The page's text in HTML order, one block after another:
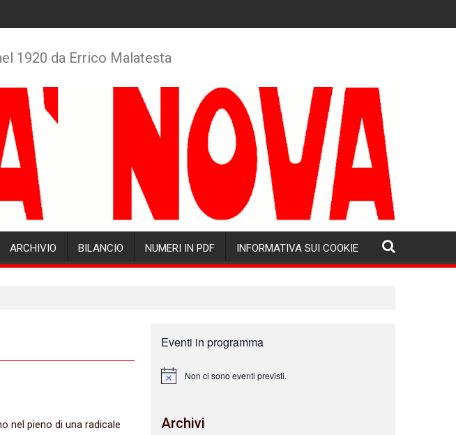
1920 da Errico Malatesta
ARCHIVIO BILANCIO NUMERI IN PDF INFORMATIVA SUI COOKIE
nel pieno di una radicale
Eventi in programma
N
c
Non ci sono eventi previsti.
Archivi